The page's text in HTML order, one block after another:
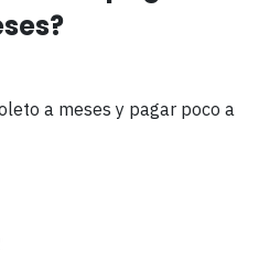
a meses y pagar poco a